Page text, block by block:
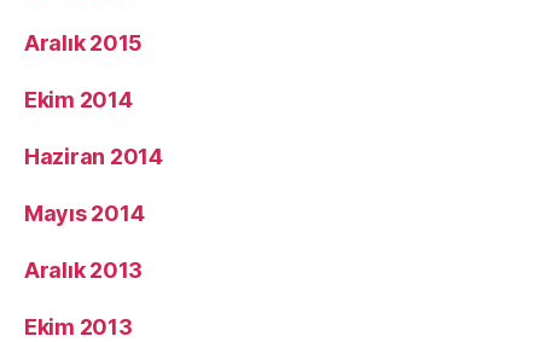
Aralık 2015
Ekim 2014
Haziran 2014
Mayıs 2014
Aralık 2013
Ekim 2013